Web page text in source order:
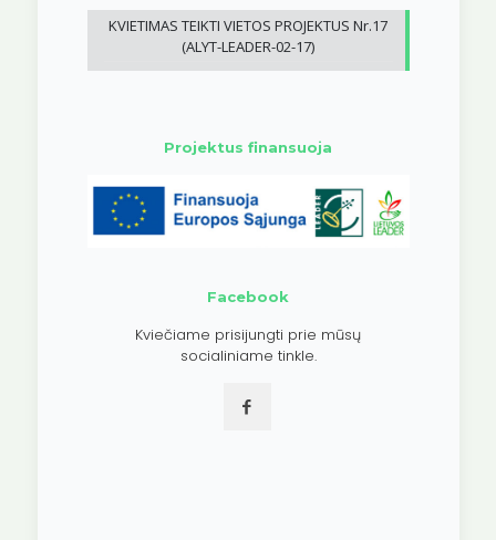
KVIETIMAS TEIKTI VIETOS PROJEKTUS Nr.17
(ALYT-LEADER-02-17)
Projektus finansuoja
Facebook
Kviečiame prisijungti prie mūsų
socialiniame tinkle.